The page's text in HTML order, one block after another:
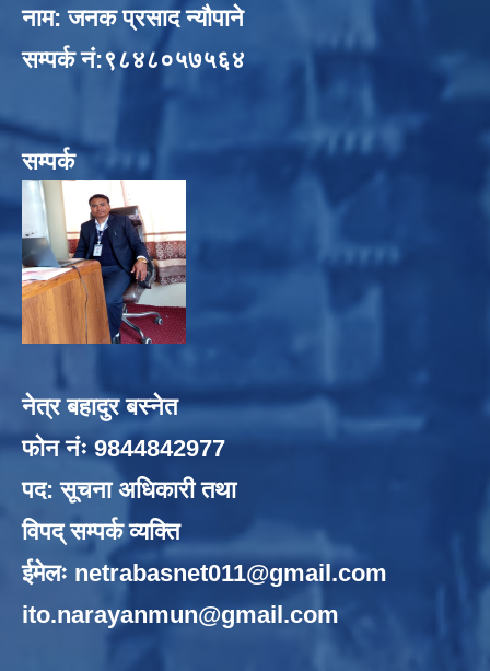
नाम: जनक प्रसाद न्यौपाने
सम्पर्क नं:९८४८०५७५६४
सम्पर्क
नेत्र बहादुर बस्नेत
फोन नंः 9844842977
पद: सूचना अधिकारी तथा
विपद् सम्पर्क व्यक्ति
ईमेलः netrabasnet011@gmail.com
ito.narayanmun@gmail.com